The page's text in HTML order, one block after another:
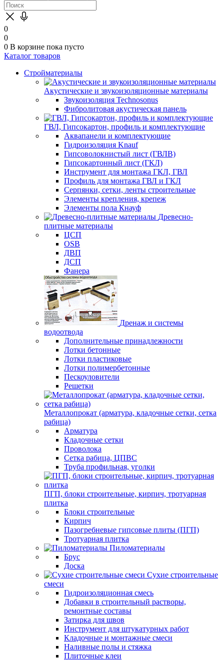
0
0
0 В корзине пока пусто
Каталог товаров
Стройматериалы
Акустические и звукоизоляционные материалы
Звукоизоляция Technosonus
Фибролитовая акустическая панель
ГВЛ, Гипсокартон, профиль и комплектующие
Аквапанели и комплектующие
Гидроизоляция Knauf
Гипсоволокнистый лист (ГВЛВ)
Гипсокартонный лист (ГКЛ)
Инструмент для монтажа ГКЛ, ГВЛ
Профиль для монтажа ГВЛ и ГКЛ
Серпянки, сетки, ленты строительные
Элементы крепления, крепеж
Элементы пола Кнауф
Древесно-
плитные материалы
ЦСП
OSB
ДВП
ДСП
Фанера
Дренаж и системы
водоотвода
Дополнительные принадлежности
Лотки бетонные
Лотки пластиковые
Лотки полимербетонные
Пескоуловители
Решетки
Металлопрокат (арматура, кладочные сетки, сетка
рабица)
Арматура
Кладочные сетки
Проволока
Сетка рабица, ЦПВС
Труба профильная, уголки
ПГП, блоки строительные, кирпич, тротуарная
плитка
Блоки строительные
Кирпич
Пазогребневые гипсовые плиты (ПГП)
Тротуарная плитка
Пиломатериалы
Брус
Доска
Сухие строительные
смеси
Гидроизоляционная смесь
Добавки в строительный растворы,
ремонтные составы
Затирка для швов
Инструмент для штукатурных работ
Кладочные и монтажные смеси
Наливные полы и стяжка
Плиточные клеи